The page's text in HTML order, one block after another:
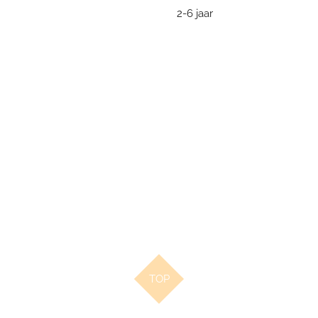
2-6 jaar
TOP